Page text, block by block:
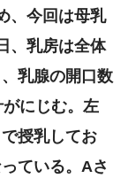
、今回は母乳
、乳房は全体
乳腺の開口数
にじむ。左
授乳してお
ている。Aさ